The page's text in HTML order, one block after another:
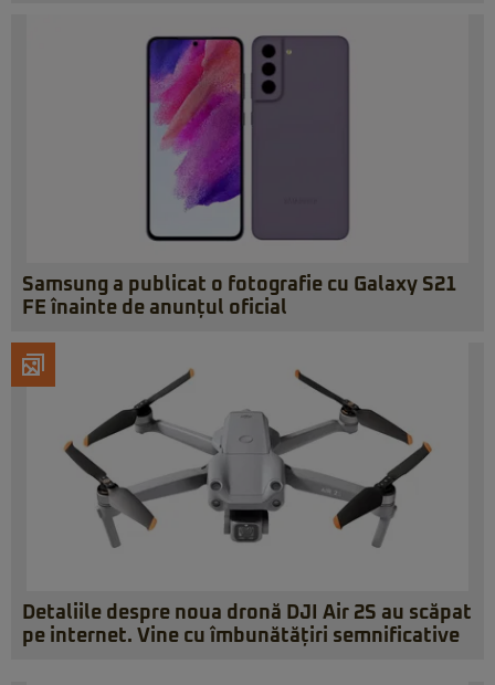
Samsung a publicat o fotografie cu Galaxy S21
FE înainte de anunțul oficial
Detaliile despre noua dronă DJI Air 2S au scăpat
pe internet. Vine cu îmbunătățiri semnificative